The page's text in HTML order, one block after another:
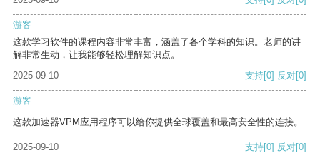
游客
这款学习软件的课程内容非常丰富，涵盖了各个学科的知识。老师的讲
解非常生动，让我能够轻松理解知识点。
2025-09-10
支持[0] 反对[0]
游客
这款加速器VPM应用程序可以给你提供全球覆盖和最高安全性的连接。
2025-09-10 支持[0] 反对[0]